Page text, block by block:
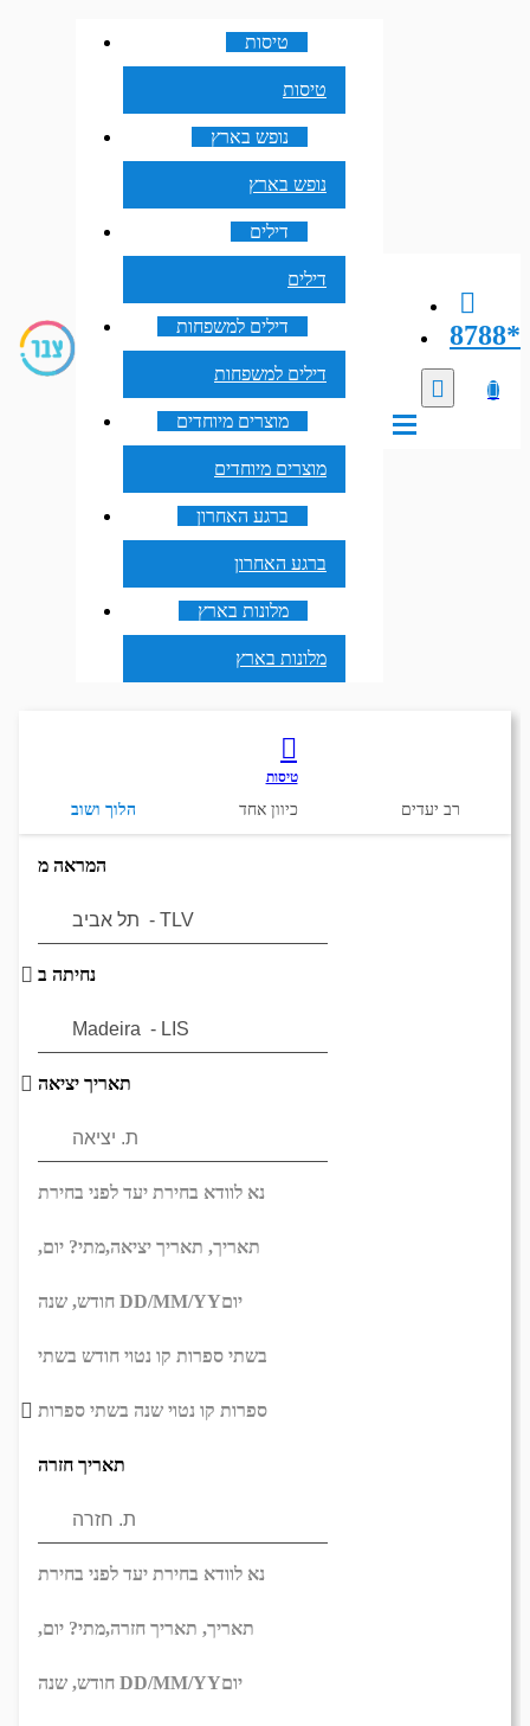
8788*
טיסות
טיסות
נופש בארץ
נופש בארץ
דילים
דילים
דילים למשפחות
דילים למשפחות
מוצרים מיוחדים
מוצרים מיוחדים
ברגע האחרון
ברגע האחרון
מלונות בארץ
מלונות בארץ
טיסות
הלוך ושוב כיוון אחד רב יעדים
המראה מ
נחיתה ב
תאריך יציאה
נא לוודא בחירת יעד לפני בחירת
תאריך, תאריך יציאה,מתי? יום,
DD/MM/YYיום
בשתי ספרות קו נטוי חודש בשתי
ספרות קו נטוי שנה בשתי ספרות
תאריך חזרה
נא לוודא בחירת יעד לפני בחירת
תאריך, תאריך חזרה,מתי? יום,
DD/MM/YYיום